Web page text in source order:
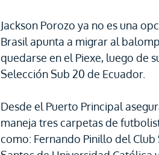
Jackson Porozo ya no es una
Brasil apunta a migrar al
quedarse en el Piexe, luego de
Selección Sub 20 de Ecuador.
Desde el Puerto Principal
maneja tres carpetas de
como: Fernando Pinillo del